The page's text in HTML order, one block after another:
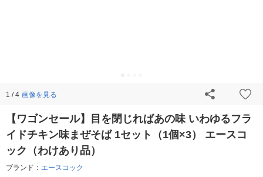
1 / 4 画像を見る
【ワゴンセール】目を閉じればあの味 いわゆるフラ
イドチキン味まぜそば 1セット（1個×3） エースコ
ック（わけあり品）
ブランド： エースコック